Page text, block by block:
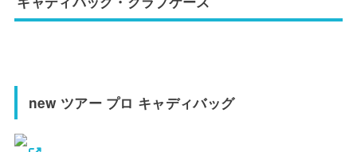
new ツアー プロ キャディバッグ